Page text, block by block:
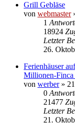
Grill Gebläse
von webmaster
1
18924
Letzter
26.
Ferienhäuser
Millionen-Finca
von werber»
0
21477
Letzter
21.